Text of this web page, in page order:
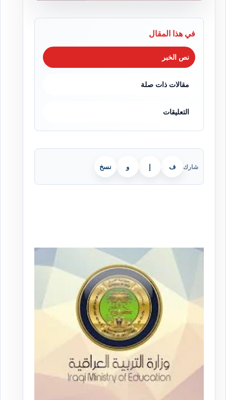
في هذا المقال
نص الخبر
مقالات ذات صلة
التعليقات
شارك ف إ و نسخ